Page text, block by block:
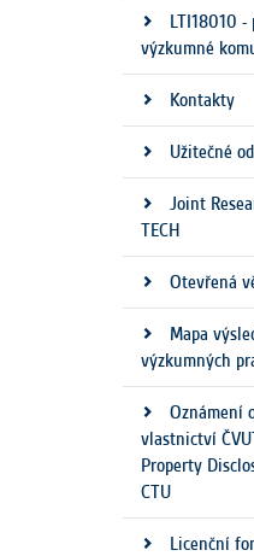
LTI18010 -
výzkumné
Kontakty
Užitečné
Joint
TECH
Otevřená
Mapa
výzkumných
Oznámení
vlastnictví
Property
CTU
Licenční